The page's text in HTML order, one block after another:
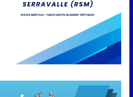
10 Agosto 2026
San Marino. Il Comitato Civico
Torraccia: “L’aeroporto che non
c’è (ma il cartello sì)”